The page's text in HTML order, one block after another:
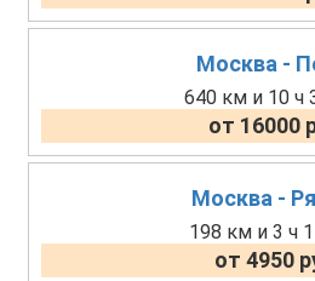
Москва -
640 км и 10 ч
от 16000
Москва -
198 км и 3 ч
от 4950